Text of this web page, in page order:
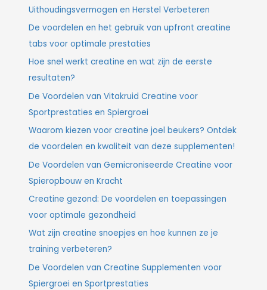
Uithoudingsvermogen en Herstel Verbeteren
De voordelen en het gebruik van upfront creatine
tabs voor optimale prestaties
Hoe snel werkt creatine en wat zijn de eerste
resultaten?
De Voordelen van Vitakruid Creatine voor
Sportprestaties en Spiergroei
Waarom kiezen voor creatine joel beukers? Ontdek
de voordelen en kwaliteit van deze supplementen!
De Voordelen van Gemicroniseerde Creatine voor
Spieropbouw en Kracht
Creatine gezond: De voordelen en toepassingen
voor optimale gezondheid
Wat zijn creatine snoepjes en hoe kunnen ze je
training verbeteren?
De Voordelen van Creatine Supplementen voor
Spiergroei en Sportprestaties